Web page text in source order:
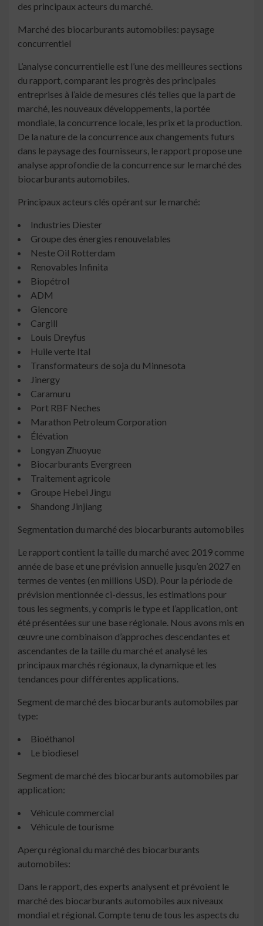
des principaux acteurs du marché.
Marché des biocarburants automobiles: paysage
concurrentiel
L’analyse concurrentielle est l’une des meilleures sections
du rapport, comparant les progrès des principales
entreprises à l’aide de mesures clés telles que la part de
marché, les nouveaux développements, la portée
mondiale, la concurrence locale, les prix et la production.
De la nature de la concurrence aux changements futurs
dans le paysage des fournisseurs, le rapport propose une
analyse approfondie de la concurrence sur le marché des
biocarburants automobiles.
Principaux acteurs clés opérant sur le marché:
Industries Diester
Groupe des énergies renouvelables
Neste Oil Rotterdam
Renovables Infinita
Biopétrol
ADM
Glencore
Cargill
Louis Dreyfus
Huile verte Ital
Transformateurs de soja du Minnesota
Jinergy
Caramuru
Port RBF Neches
Marathon Petroleum Corporation
Élévation
Longyan Zhuoyue
Biocarburants Evergreen
Traitement agricole
Groupe Hebei Jingu
Shandong Jinjiang
Segmentation du marché des biocarburants automobiles
Le rapport contient la taille du marché avec 2019 comme
année de base et une prévision annuelle jusqu’en 2027 en
termes de ventes (en millions USD). Pour la période de
prévision mentionnée ci-dessus, les estimations pour
tous les segments, y compris le type et l’application, ont
été présentées sur une base régionale. Nous avons mis en
œuvre une combinaison d’approches descendantes et
ascendantes de la taille du marché et analysé les
principaux marchés régionaux, la dynamique et les
tendances pour différentes applications.
Segment de marché des biocarburants automobiles par
type:
Bioéthanol
Le biodiesel
Segment de marché des biocarburants automobiles par
application:
Véhicule commercial
Véhicule de tourisme
Aperçu régional du marché des biocarburants
automobiles:
Dans le rapport, des experts analysent et prévoient le
marché des biocarburants automobiles aux niveaux
mondial et régional. Compte tenu de tous les aspects du